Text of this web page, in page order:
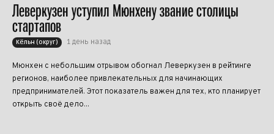
Леверкузен уступил Мюнхену звание столицы
стартапов
Кёльн (округ) 1 день назад
Мюнхен с небольшим отрывом обогнал Леверкузен в рейтинге
регионов, наиболее привлекательных для начинающих
предпринимателей. Этот показатель важен для тех, кто планирует
открыть своё дело...